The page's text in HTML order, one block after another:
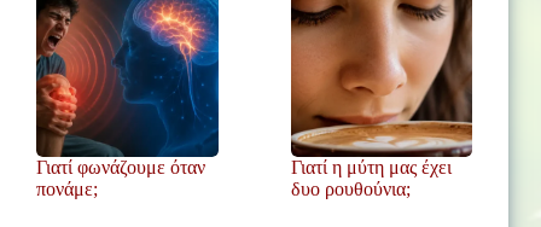
Γιατί φωνάζουμε όταν
πονάμε;
Γιατί η μύτη μας έχει
δυο ρουθούνια;